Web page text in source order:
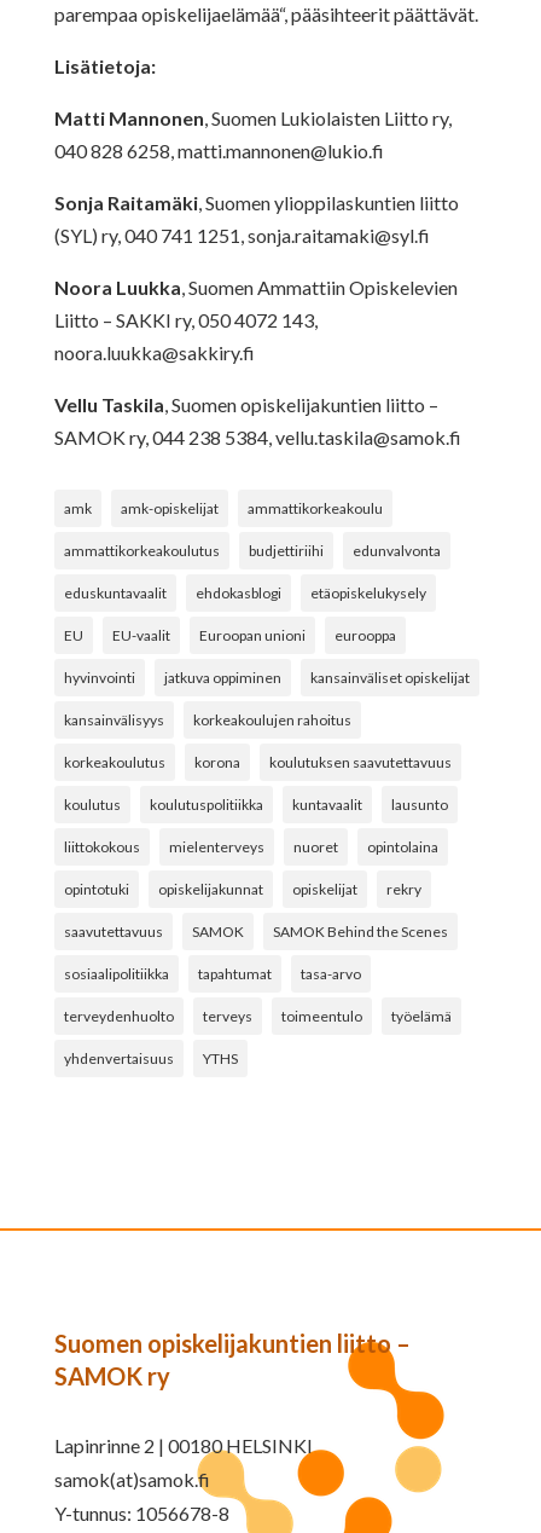
parempaa opiskelijaelämää“, pääsihteerit päättävät.
Lisätietoja:
Matti Mannonen, Suomen Lukiolaisten Liitto ry,
040 828 6258,matti.mannonen@lukio.fi
Sonja Raitamäki, Suomen ylioppilaskuntien liitto
(SYL) ry, 040 741 1251,sonja.raitamaki@syl.fi
Noora Luukka, Suomen Ammattiin Opiskelevien
Liitto – SAKKI ry, 050 4072 143,
noora.luukka@sakkiry.fi
Vellu Taskila, Suomen opiskelijakuntien liitto –
SAMOK ry, 044 238 5384,vellu.taskila@samok.fi
amk amk-opiskelijat ammattikorkeakoulu
ammattikorkeakoulutus budjettiriihi edunvalvonta
eduskuntavaalit ehdokasblogi etäopiskelukysely
EU EU-vaalit Euroopan unioni eurooppa
hyvinvointi jatkuva oppiminen kansainväliset opiskelijat
kansainvälisyys korkeakoulujen rahoitus
korkeakoulutus korona koulutuksen saavutettavuus
koulutus koulutuspolitiikka kuntavaalit lausunto
liittokokous mielenterveys nuoret opintolaina
opintotuki opiskelijakunnat opiskelijat rekry
saavutettavuus SAMOK SAMOK Behind the Scenes
sosiaalipolitiikka tapahtumat tasa-arvo
terveydenhuolto terveys toimeentulo työelämä
yhdenvertaisuus YTHS
Suomen opiskelijakuntien liitto –
SAMOK ry
Lapinrinne 2 | 00180 HELSINKI
samok(at)samok.fi
Y-tunnus: 1056678-8